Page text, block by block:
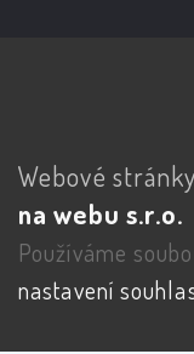
Webové
na webu s.r.o.
Používáme
nastavení